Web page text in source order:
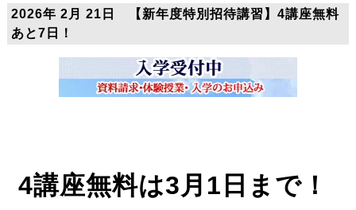
2026年 2月 21日 【新年度特別招待講習】4講座無料
あと7日！
4講座無料は3月1日まで！